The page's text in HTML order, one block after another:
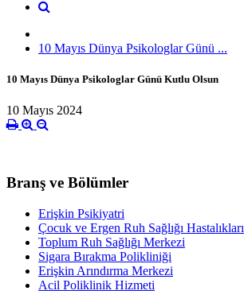
10 Mayıs Dünya Psikologlar Günü ...
10 Mayıs Dünya Psikologlar Günü Kutlu Olsun
10 Mayıs 2024
Branş ve Bölümler
Erişkin Psikiyatri
Çocuk ve Ergen Ruh Sağlığı Hastalıkları
Toplum Ruh Sağlığı Merkezi
Sigara Bırakma Polikliniği
Erişkin Arındırma Merkezi
Acil Poliklinik Hizmeti